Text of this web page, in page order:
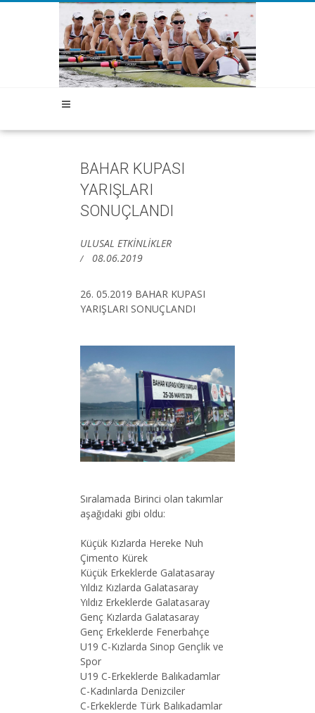
BAHAR KUPASI
YARIŞLARI
SONUÇLANDI
ULUSAL ETKİNLİKLER
08.06.2019
26. 05.2019 BAHAR KUPASI
YARIŞLARI SONUÇLANDI
Sıralamada Birinci olan takımlar
aşağıdaki gibi oldu:
Küçük Kızlarda Hereke Nuh
Çimento Kürek
Küçük Erkeklerde Galatasaray
Yıldız Kızlarda Galatasaray
Yıldız Erkeklerde Galatasaray
Genç Kızlarda Galatasaray
Genç Erkeklerde Fenerbahçe
U19 C-Kızlarda Sinop Gençlik ve
Spor
U19 C-Erkeklerde Balıkadamlar
C-Kadınlarda Denizciler
C-Erkeklerde Türk Balıkadamlar